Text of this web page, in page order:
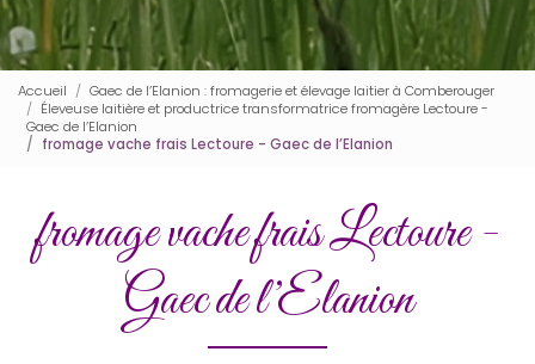
Accueil
Gaec de l’Elanion : fromagerie et élevage laitier à Comberouger
Éleveuse laitière et productrice transformatrice fromagère Lectoure -
Gaec de l’Elanion
fromage vache frais Lectoure - Gaec de l’Elanion
fromage vache frais Lectoure -
Gaec de l’Elanion